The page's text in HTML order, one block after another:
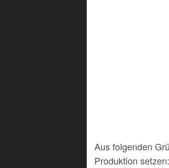
Aus folgenden
Produktion setzen: